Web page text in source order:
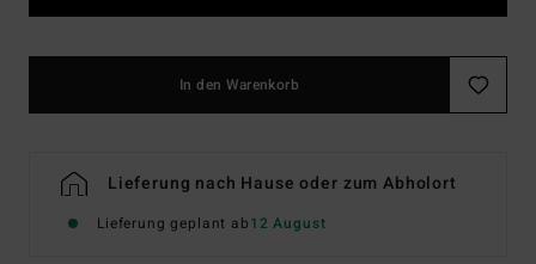
In den Warenkorb
Lieferung nach Hause oder zum Abholort
Lieferung geplant ab12 August